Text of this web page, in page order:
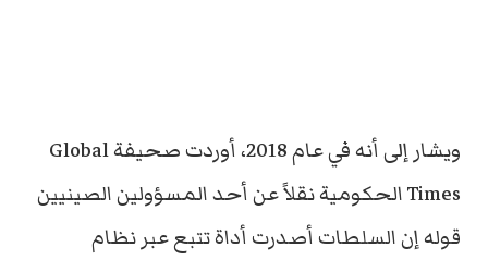
ويشار إلى أنه في عام 2018، أوردت صحيفة Global
Times الحكومية نقلاً عن أحد المسؤولين الصينيين
قوله إن السلطات أصدرت أداة تتبع عبر نظام